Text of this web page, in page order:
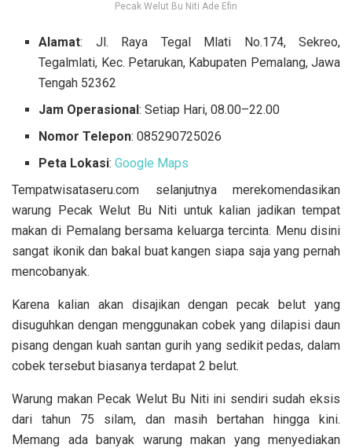
Pecak Welut Bu Niti Ade Efin
Alamat: Jl. Raya Tegal Mlati No.174, Sekreo,
Tegalmlati, Kec. Petarukan, Kabupaten Pemalang, Jawa
Tengah 52362
Jam Operasional: Setiap Hari, 08.00–22.00
Nomor Telepon: 085290725026
Peta Lokasi:Google Maps
Tempatwisataseru.com selanjutnya merekomendasikan
warung Pecak Welut Bu Niti untuk kalian jadikan tempat
makan di Pemalang bersama keluarga tercinta. Menu disini
sangat ikonik dan bakal buat kangen siapa saja yang pernah
mencobanyak.
Karena kalian akan disajikan dengan pecak belut yang
disuguhkan dengan menggunakan cobek yang dilapisi daun
pisang dengan kuah santan gurih yang sedikit pedas, dalam
cobek tersebut biasanya terdapat 2 belut.
Warung makan Pecak Welut Bu Niti ini sendiri sudah eksis
dari tahun 75 silam, dan masih bertahan hingga kini.
Memang ada banyak warung makan yang menyediakan